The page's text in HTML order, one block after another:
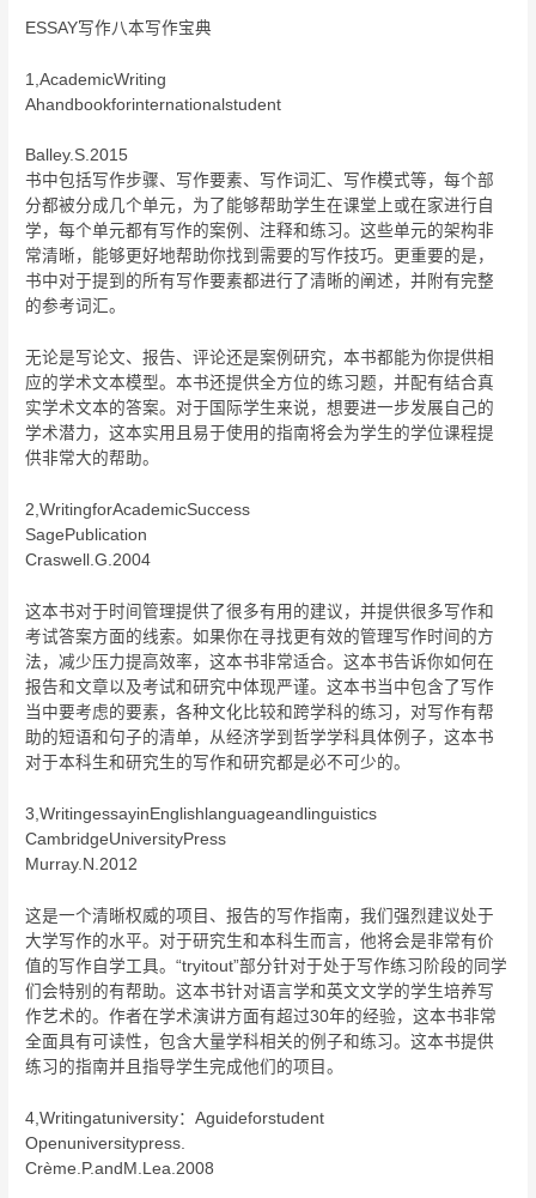
ESSAY写作八本写作宝典
1,AcademicWriting
Ahandbookforinternationalstudent
Balley.S.2015
书中包括写作步骤、写作要素、写作词汇、写作模式等，每个部
分都被分成几个单元，为了能够帮助学生在课堂上或在家进行自
学，每个单元都有写作的案例、注释和练习。这些单元的架构非
常清晰，能够更好地帮助你找到需要的写作技巧。更重要的是，
书中对于提到的所有写作要素都进行了清晰的阐述，并附有完整
的参考词汇。
无论是写论文、报告、评论还是案例研究，本书都能为你提供相
应的学术文本模型。本书还提供全方位的练习题，并配有结合真
实学术文本的答案。对于国际学生来说，想要进一步发展自己的
学术潜力，这本实用且易于使用的指南将会为学生的学位课程提
供非常大的帮助。
2,WritingforAcademicSuccess
SagePublication
Craswell.G.2004
这本书对于时间管理提供了很多有用的建议，并提供很多写作和
考试答案方面的线索。如果你在寻找更有效的管理写作时间的方
法，减少压力提高效率，这本书非常适合。这本书告诉你如何在
报告和文章以及考试和研究中体现严谨。这本书当中包含了写作
当中要考虑的要素，各种文化比较和跨学科的练习，对写作有帮
助的短语和句子的清单，从经济学到哲学学科具体例子，这本书
对于本科生和研究生的写作和研究都是必不可少的。
3,WritingessayinEnglishlanguageandlinguistics
CambridgeUniversityPress
Murray.N.2012
这是一个清晰权威的项目、报告的写作指南，我们强烈建议处于
大学写作的水平。对于研究生和本科生而言，他将会是非常有价
值的写作自学工具。“tryitout”部分针对于处于写作练习阶段的同学
们会特别的有帮助。这本书针对语言学和英文文学的学生培养写
作艺术的。作者在学术演讲方面有超过30年的经验，这本书非常
全面具有可读性，包含大量学科相关的例子和练习。这本书提供
练习的指南并且指导学生完成他们的项目。
4,Writingatuniversity：Aguideforstudent
Openuniversitypress.
Crème.P.andM.Lea.2008